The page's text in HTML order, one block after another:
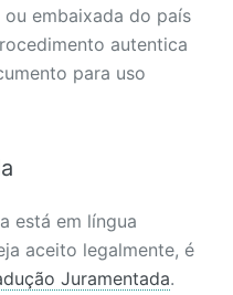
embaixada do país
autentica
para uso
está em língua
aceito legalmente, é
Juramentada.